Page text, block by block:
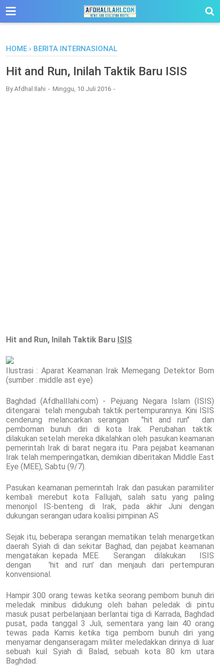
-->
HOME › BERITA INTERNASIONAL
Hit and Run, Inilah Taktik Baru ISIS
ByAfdhal Ilahi Minggu, 10 Juli 2016
Hit and Run, Inilah Taktik Baru ISIS
Ilustrasi : Aparat Keamanan Irak Memegang Detektor Bom
(sumber : middle ast eye)
Baghdad (AfdhalIlahi.com) - Pejuang Negara Islam (ISIS)
ditengarai telah mengubah taktik pertempurannya. Kini ISIS
cenderung melancarkan serangan "hit and run" dan
pemboman bunuh diri di kota Irak. Perubahan taktik
dilakukan setelah mereka dikalahkan oleh pasukan keamanan
pemerintah Irak di barat negara itu. Para pejabat keamanan
Irak telah memperingatkan, demikian diberitakan Middle East
Eye (MEE), Sabtu (9/7).
Pasukan keamanan pemerintah Irak dan pasukan paramiliter
kembali merebut kota Fallujah, salah satu yang paling
menonjol IS-benteng di Irak, pada akhir Juni dengan
dukungan serangan udara koalisi pimpinan AS
Sejak itu, beberapa serangan mematikan telah menargetkan
daerah Syiah di dan sekitar Baghad, dan pejabat keamanan
mengatakan kepada MEE. Serangan dilakukan ISIS
dengan 'hit and run' dan menjauh dari pertempuran
konvensional.
Hampir 300 orang tewas ketika seorang pembom bunuh diri
meledak minibus didukung oleh bahan peledak di pintu
masuk pusat perbelanjaan berlantai tiga di Karrada, Baghdad
pusat, pada tanggal 3 Juli, sementara yang lain 40 orang
tewas pada Kamis ketika tiga pembom bunuh diri yang
menyamar denganseragam militer meledakkan dirinya di luar
sebuah kuil Syiah di Balad, sebuah kota 80 km utara
Baghdad.